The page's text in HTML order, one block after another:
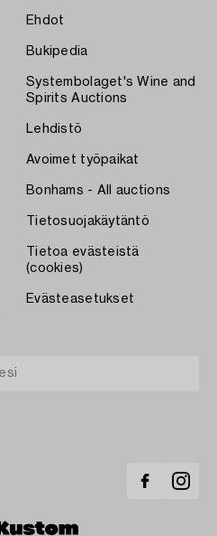
Ehdot
Bukipedia
Systembolaget's Wine and
Spirits Auctions
Lehdistö
Avoimet työpaikat
Bonhams - All auctions
Tietosuojakäytäntö
Tietoa evästeistä
(cookies)
Evästeasetukset